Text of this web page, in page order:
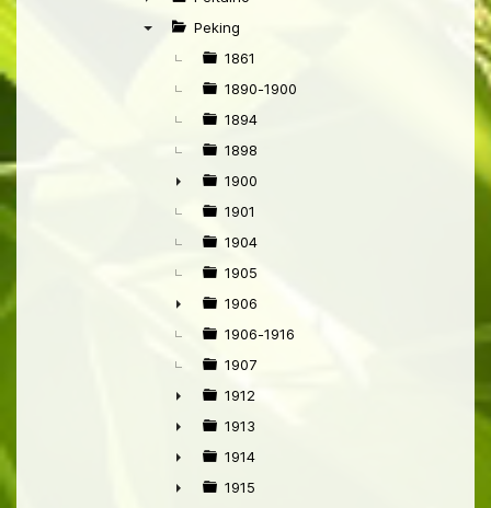
►
Peking
1861
1890-1900
1894
1898
►
1900
1901
1904
1905
►
1906
1906-1916
1907
►
1912
►
1913
►
1914
1915